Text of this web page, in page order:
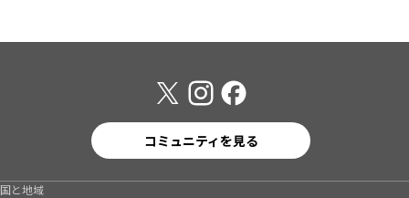
コミュニティを見る
国と地域